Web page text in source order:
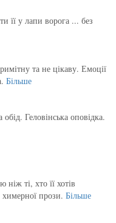
її у лапи ворога ... без
та не цікаву. Емоції
Більше
Геловінська оповідка.
ті, хто її хотів
прози. Більше